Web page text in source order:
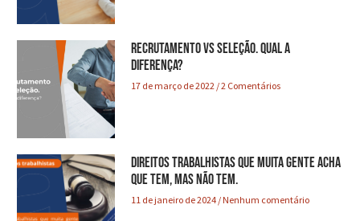
Recrutamento VS Seleção. Qual a
diferença?
17 de março de 2022 2 Comentários
Direitos trabalhistas que muita gente acha
que tem, mas não tem.
11 de janeiro de 2024 Nenhum comentário